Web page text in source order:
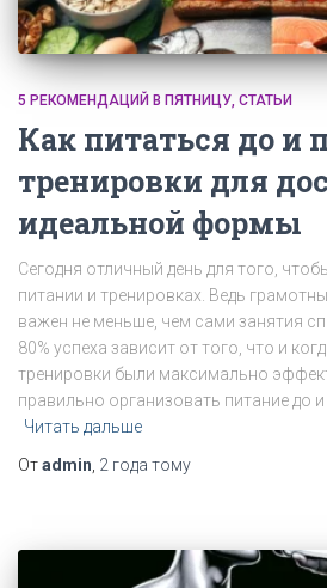
5 РЕКОМЕНДАЦИЙ В ПЯТНИЦУ СТАТЬИ
Как питаться до и
тренировки для
идеальной формы
Сегодня отличный день для того,
питании и тренировках. Ведь
важен не меньше, чем сами занятия
80% успеха зависит от того, что и
тренировки были максимально
правильно организовать питание до
Читать дальше
Отadmin 2 года тому